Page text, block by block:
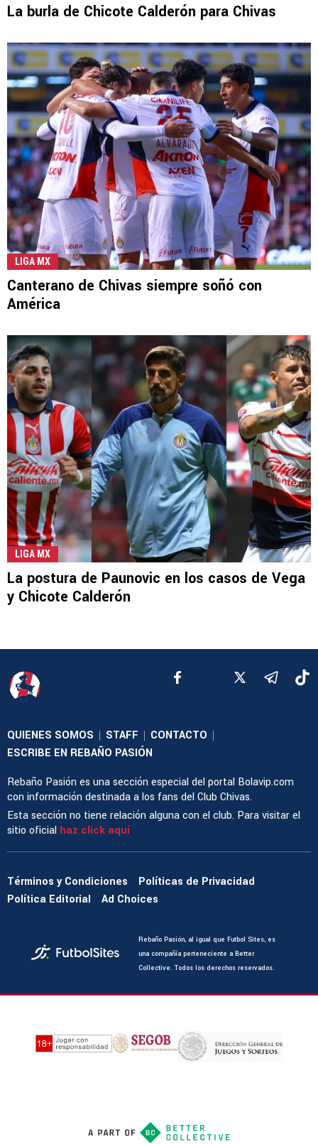
La burla de Chicote Calderón para Chivas
LIGA MX
Canterano de Chivas siempre soñó con
América
LIGA MX
La postura de Paunovic en los casos de Vega
y Chicote Calderón
QUIENES SOMOS | STAFF | CONTACTO |
ESCRIBE EN REBAÑO PASIÓN
Rebaño Pasión es una sección especial del portal Bolavip.com
con información destinada a los fans del Club Chivas.
Esta sección no tiene relación alguna con el club. Para visitar el
sitio oficial haz click aquí
Términos y Condiciones
Políticas de Privacidad
Política Editorial
Ad Choices
Rebaño Pasión, al igual que Futbol Sites, es
una compañía perteneciente a Better
Collective. Todos los derechos reservados.